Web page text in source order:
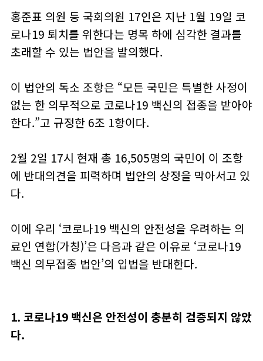
홍준표 의원 등 국회의원 17인은 지난 1월 19일 코
로나19 퇴치를 위한다는 명목 하에 심각한 결과를
초래할 수 있는 법안을 발의했다.
이 법안의 독소 조항은 “모든 국민은 특별한 사정이
없는 한 의무적으로 코로나19 백신의 접종을 받아야
한다.”고 규정한 6조 1항이다.
2월 2일 17시 현재 총 16,505명의 국민이 이 조항
에 반대의견을 피력하며 법안의 상정을 막아서고 있
다.
이에 우리 ‘코로나19 백신의 안전성을 우려하는 의
료인 연합(가칭)’은 다음과 같은 이유로 ‘코로나19
백신 의무접종 법안’의 입법을 반대한다.
1. 코로나19 백신은 안전성이 충분히 검증되지 않았
다.